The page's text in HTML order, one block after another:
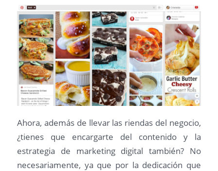
Ahora, además de llevar las riendas del negocio,
¿tienes que encargarte del contenido y la
estrategia de marketing digital también? No
necesariamente, ya que por la dedicación que